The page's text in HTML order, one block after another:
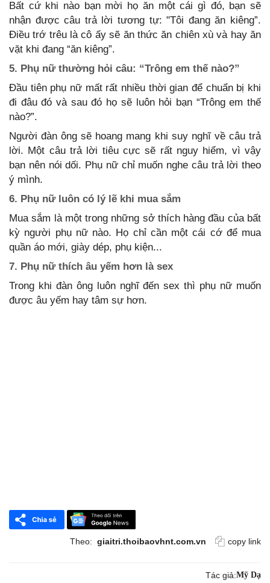
Bất cứ khi nào bạn mời họ ăn một cái gì đó, bạn sẽ
nhận được câu trả lời tương tự: "Tôi đang ăn kiêng”.
Điều trớ trêu là cô ấy sẽ ăn thức ăn chiên xù và hay ăn
vặt khi đang “ăn kiêng”.
5. Phụ nữ thường hỏi câu: “Trông em thế nào?”
Đầu tiên phụ nữ mất rất nhiều thời gian để chuẩn bị khi
đi đâu đó và sau đó họ sẽ luôn hỏi bạn “Trông em thế
nào?”.
Người đàn ông sẽ hoang mang khi suy nghĩ về câu trả
lời. Một câu trả lời tiêu cực sẽ rất nguy hiểm, vì vậy
bạn nên nói dối. Phụ nữ chỉ muốn nghe câu trả lời theo
ý mình.
6. Phụ nữ luôn có lý lẽ khi mua sắm
Mua sắm là một trong những sở thích hàng đầu của bất
kỳ người phụ nữ nào. Họ chỉ cần một cái cớ để mua
quần áo mới, giày dép, phụ kiện...
7. Phụ nữ thích âu yếm hơn là sex
Trong khi đàn ông luôn nghĩ đến sex thì phụ nữ muốn
được âu yếm hay tâm sự hơn.
Theo: giaitri.thoibaovhnt.com.vn copy link
Tác giả:Mỹ Dạ